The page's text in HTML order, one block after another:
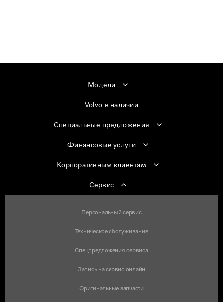
Модели
Volvo в наличии
Специальные предложения
Финансовые услуги
Корпоративным клиентам
Сервис
Персональный сервис
Техническое обслуживание
Спецпредложения сервиса
Запись на сервис онлайн
Оригинальные запчасти